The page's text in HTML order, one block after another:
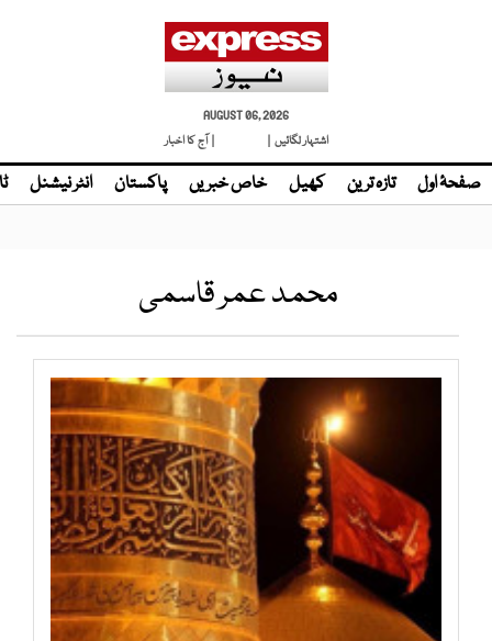
AUGUST 06, 2026
اشتہار لگائیں |
| آج کا اخبار
صفحۂ اول تازہ ترین کھیل خاص خبریں پاکستان انٹر نیشنل
محمد عمر قاسمی